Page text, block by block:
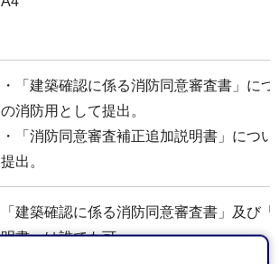
・「建築確認に係る消防同意審査書」に
の消防用として提出。
・「消防同意審査補正追加説明書」につ
提出。
「建築確認に係る消防同意審査書」及び
明書」は誰でも可。